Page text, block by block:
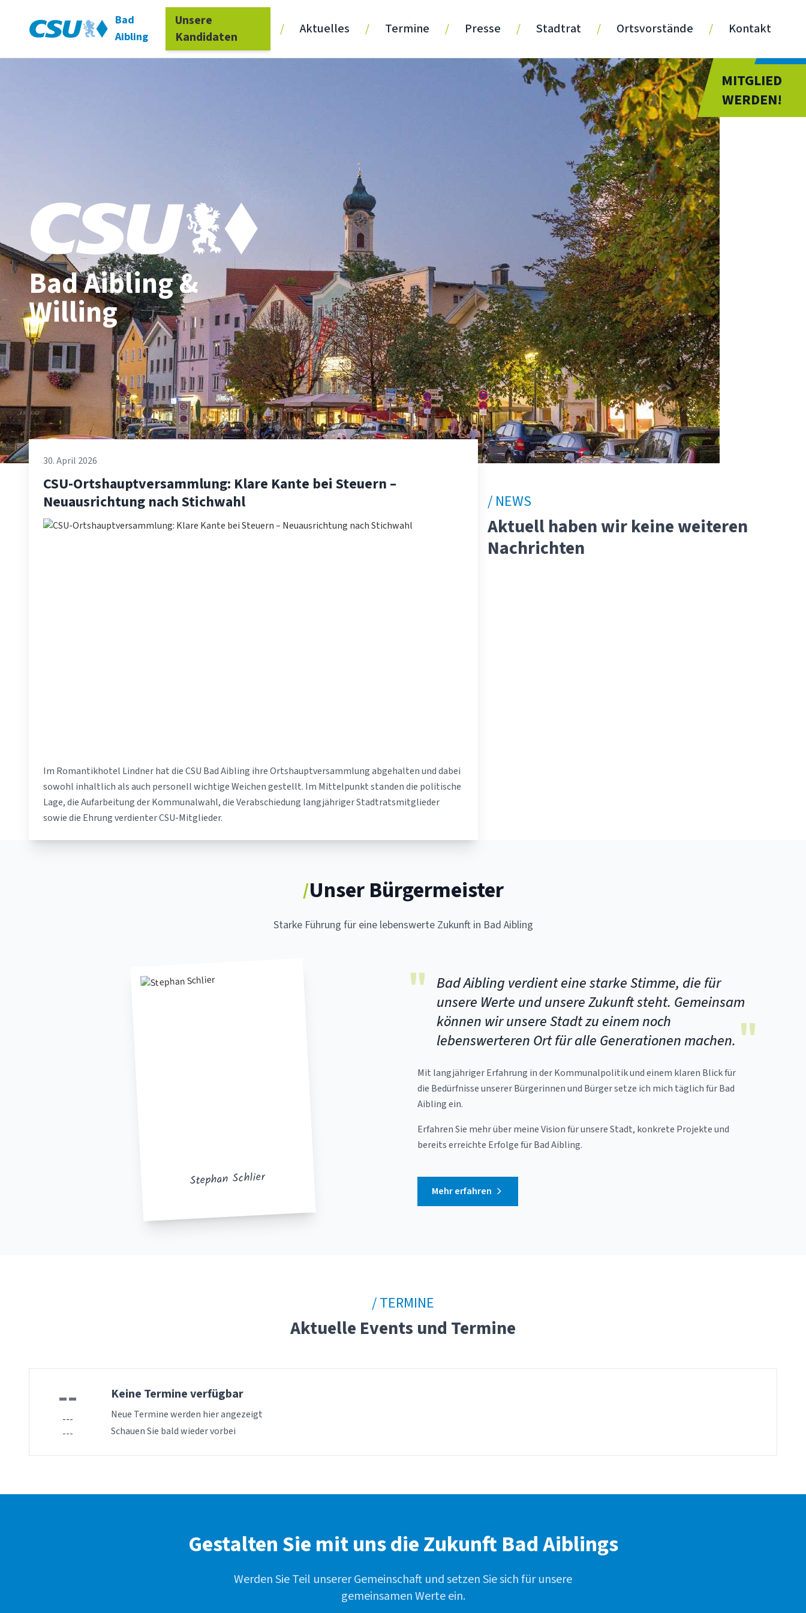
Bad
Aibling
Unsere
Kandidaten
/ Aktuelles / Termine / Presse / Stadtrat / Ortsvorstände / Kontakt
Bad Aibling &
Willing
30. April 2026
CSU-Ortshauptversammlung: Klare Kante bei Steuern –
Neuausrichtung nach Stichwahl
Im Romantikhotel Lindner hat die CSU Bad Aibling ihre Ortshauptversammlung abgehalten und dabei
sowohl inhaltlich als auch personell wichtige Weichen gestellt. Im Mittelpunkt standen die politische
Lage, die Aufarbeitung der Kommunalwahl, die Verabschiedung langjähriger Stadtratsmitglieder
sowie die Ehrung verdienter CSU-Mitglieder.
/ NEWS
Aktuell haben wir keine weiteren
Nachrichten
/Unser Bürgermeister
Starke Führung für eine lebenswerte Zukunft in Bad Aibling
Stephan Schlier
" Bad Aibling verdient eine starke Stimme, die für
unsere Werte und unsere Zukunft steht. Gemeinsam
können wir unsere Stadt zu einem noch
lebenswerteren Ort für alle Generationen machen. "
Mit langjähriger Erfahrung in der Kommunalpolitik und einem klaren Blick für
die Bedürfnisse unserer Bürgerinnen und Bürger setze ich mich täglich für Bad
Aibling ein.
Erfahren Sie mehr über meine Vision für unsere Stadt, konkrete Projekte und
bereits erreichte Erfolge für Bad Aibling.
Mehr erfahren
/ TERMINE
Aktuelle Events und Termine
--
---
---
Keine Termine verfügbar
Neue Termine werden hier angezeigt
Schauen Sie bald wieder vorbei
Gestalten Sie mit uns die Zukunft Bad Aiblings
Werden Sie Teil unserer Gemeinschaft und setzen Sie sich für unsere
gemeinsamen Werte ein.
MITGLIED
WERDEN!